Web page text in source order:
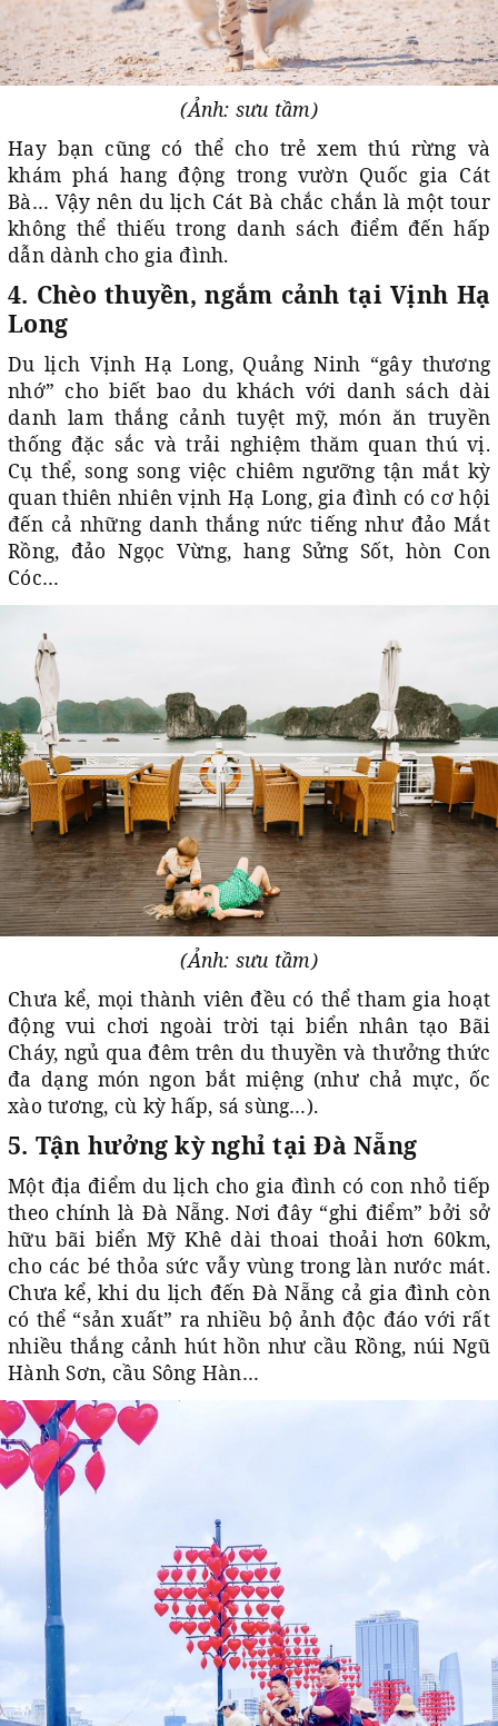
(Ảnh: sưu tầm)
Hay bạn cũng có thể cho trẻ xem thú rừng và
khám phá hang động trong vườn Quốc gia Cát
Bà… Vậy nên du lịch Cát Bà chắc chắn là một tour
không thể thiếu trong danh sách điểm đến hấp
dẫn dành cho gia đình.
4. Chèo thuyền, ngắm cảnh tại Vịnh Hạ
Long
Du lịch Vịnh Hạ Long, Quảng Ninh “gây thương
nhớ” cho biết bao du khách với danh sách dài
danh lam thắng cảnh tuyệt mỹ, món ăn truyền
thống đặc sắc và trải nghiệm thăm quan thú vị.
Cụ thể, song song việc chiêm ngưỡng tận mắt kỳ
quan thiên nhiên vịnh Hạ Long, gia đình có cơ hội
đến cả những danh thắng nức tiếng như đảo Mắt
Rồng, đảo Ngọc Vừng, hang Sửng Sốt, hòn Con
Cóc…
(Ảnh: sưu tầm)
Chưa kể, mọi thành viên đều có thể tham gia hoạt
động vui chơi ngoài trời tại biển nhân tạo Bãi
Cháy, ngủ qua đêm trên du thuyền và thưởng thức
đa dạng món ngon bắt miệng (như chả mực, ốc
xào tương, cù kỳ hấp, sá sùng…).
5. Tận hưởng kỳ nghỉ tại Đà Nẵng
Một địa điểm du lịch cho gia đình có con nhỏ tiếp
theo chính là Đà Nẵng. Nơi đây “ghi điểm” bởi sở
hữu bãi biển Mỹ Khê dài thoai thoải hơn 60km,
cho các bé thỏa sức vẫy vùng trong làn nước mát.
Chưa kể, khi du lịch đến Đà Nẵng cả gia đình còn
có thể “sản xuất” ra nhiều bộ ảnh độc đáo với rất
nhiều thắng cảnh hút hồn như cầu Rồng, núi Ngũ
Hành Sơn, cầu Sông Hàn…